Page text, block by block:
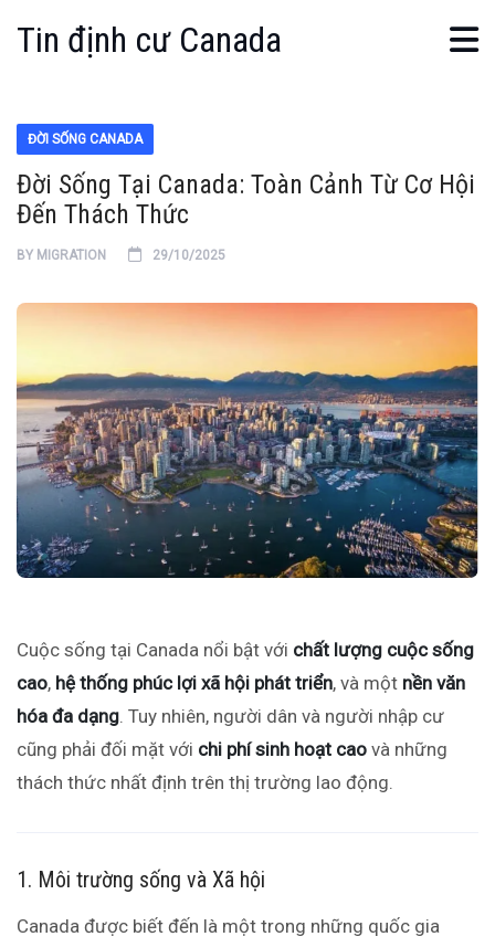
Tin định cư Canada
ĐỜI SỐNG CANADA
Đời Sống Tại Canada: Toàn Cảnh Từ Cơ Hội
Đến Thách Thức
BY MIGRATION 29/10/2025
Cuộc sống tại Canada nổi bật với chất lượng cuộc sống
cao, hệ thống phúc lợi xã hội phát triển, và một nền văn
hóa đa dạng. Tuy nhiên, người dân và người nhập cư
cũng phải đối mặt với chi phí sinh hoạt cao và những
thách thức nhất định trên thị trường lao động.
1. Môi trường sống và Xã hội
Canada được biết đến là một trong những quốc gia